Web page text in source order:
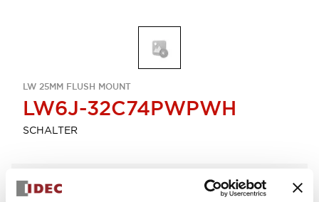
LW 25MM FLUSH MOUNT
LW6J-32C74PWPWH
SCHALTER
Menge auswählen